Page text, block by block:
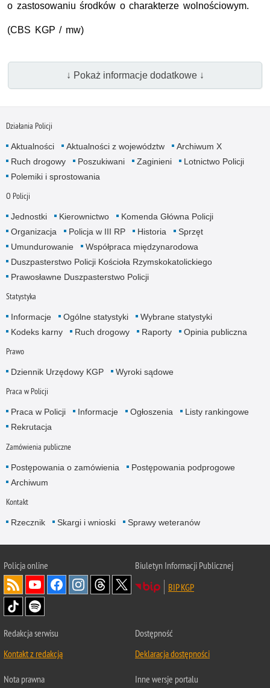
o zastosowaniu środków o charakterze wolnościowym.
(CBS KGP / mw)
↓ Pokaż informacje dodatkowe ↓
Działania Policji
Aktualności Aktualności z województw
Archiwum X
Ruch drogowy
Poszukiwani Zaginieni
Lotnictwo Policji
Polemiki i sprostowania
O Policji
Jednostki Kierownictwo
Komenda Główna Policji
Organizacja
Policja w III RP Historia
Sprzęt
Umundurowanie
Współpraca międzynarodowa
Duszpasterstwo Policji Kościoła Rzymskokatolickiego
Prawosławne Duszpasterstwo Policji
Statystyka
Informacje Ogólne statystyki
Wybrane statystyki
Kodeks karny
Ruch drogowy Raporty Opinia publiczna
Prawo
Dziennik Urzędowy KGP Wyroki sądowe
Praca w Policji
Praca w Policji Informacje Ogłoszenia
Listy rankingowe
Rekrutacja
Zamówienia publiczne
Postępowania o zamówienia
Postępowania podprogowe
Archiwum
Kontakt
Rzecznik Skargi i wnioski Sprawy weteranów
Policjaonline
Biuletyn Informacji Publicznej
BIP KGP
Redakcja serwisu
Kontakt z redakcją
Dostępność
Deklaracja dostępności
Nota prawna Inne wersje portalu